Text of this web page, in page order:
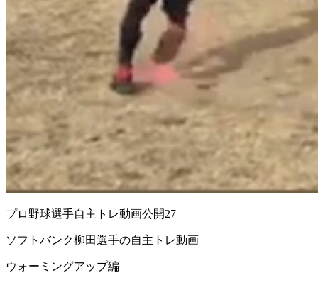
プロ野球選手自主トレ動画公開27
ソフトバンク柳田選手の自主トレ動画
ウォーミングアップ編